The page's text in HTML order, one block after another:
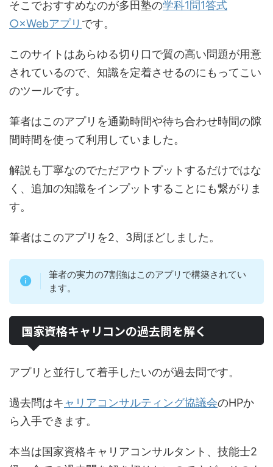
そこでおすすめなのが多田塾の学科1問1答式
○×Webアプリ です。
このサイトはあらゆる切り口で質の高い問題が用意
されているので、知識を定着させるのにもってこい
のツールです。
筆者はこのアプリを通勤時間や待ち合わせ時間の隙
間時間を使って利用していました。
解説も丁寧なのでただアウトプットするだけではな
く、追加の知識をインプットすることにも繋がりま
す。
筆者はこのアプリを2、3周ほどしました。
筆者の実力の7割強はこのアプリで構築されてい
ます。
国家資格キャリコンの過去問を解く
アプリと並行して着手したいのが過去問です。
過去問はキャリアコンサルティング協議会のHPか
ら入手できます。
本当は国家資格キャリアコンサルタント、技能士2